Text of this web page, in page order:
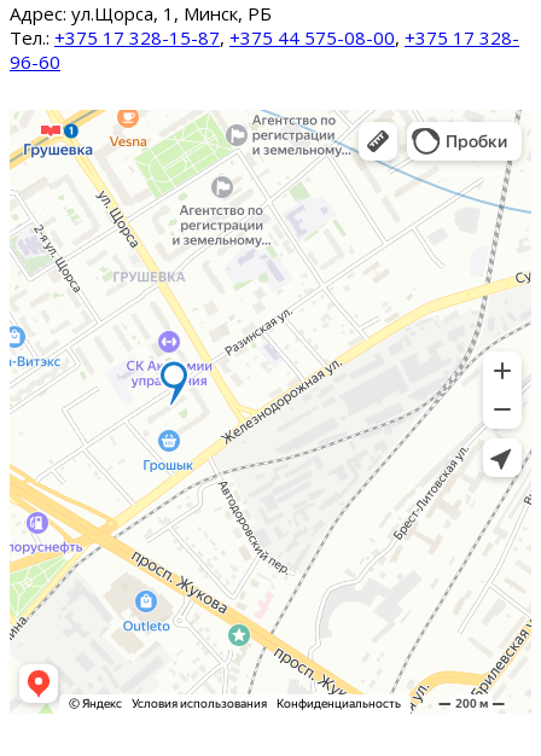
Адрес: ул.Щорса, 1, Минск, РБ
Тел.: +375 17 328-15-87, +375 44 575-08-00, +375 17 328-
96-60